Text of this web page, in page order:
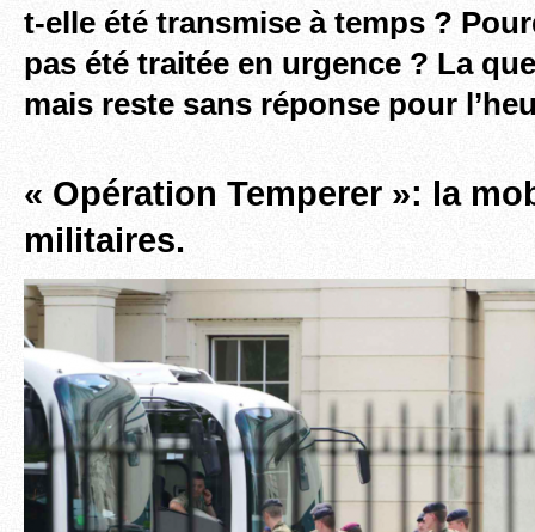
t-elle été transmise à temps ?
pas été traitée en urgence ? La
mais reste sans réponse pour
« Opération Temperer »: la
militaires.